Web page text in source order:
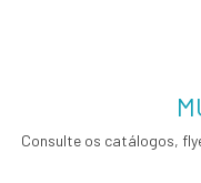
Consulte os catálogos,